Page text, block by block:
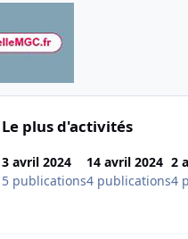
Le plus d'activités
3 avril 2024
5 publications
14 avril 2024
4 publications
2
4